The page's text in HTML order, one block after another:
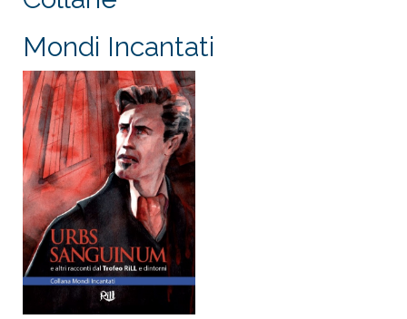
Mondi Incantati